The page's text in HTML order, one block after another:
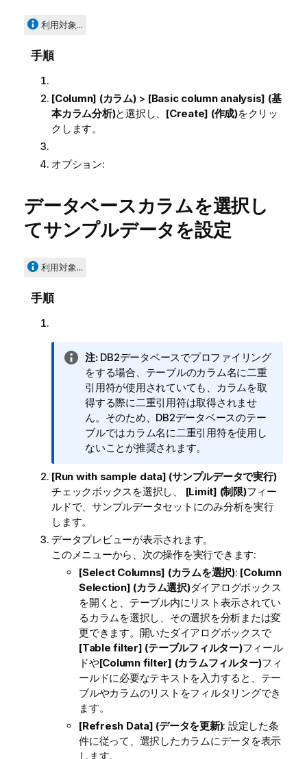
利用対象...
手順
[Column] (カラム)> [Basic column analysis] (基
本カラム分析)と選択し、 [Create] (作成)をクリッ
クします。
オプション:
データベースカラムを選択し
てサンプルデータを設定
利用対象...
手順
情
報
メ
モ
注:DB2データベースでプロファイリング
をする場合、テーブルのカラム名に二重
引用符が使用されていても、カラムを取
得する際に二重引用符は取得されませ
ん。そのため、DB2データベースのテー
ブルではカラム名に二重引用符を使用し
ないことが推奨されます。
[Run with sample data] (サンプルデータで実行)
チェックボックスを選択し、 [Limit] (制限)フィー
ルドで、サンプルデータセットにのみ分析を実行
します。
データプレビューが表示されます。
このメニューから、次の操作を実行できます:
[Select Columns] (カラムを選択): [Column
Selection] (カラム選択)ダイアログボックス
を開くと、テーブル内にリスト表示されてい
るカラムを選択し、その選択を分析または変
更できます。開いたダイアログボックスで
[Table filter] (テーブルフィルター)フィール
ドや[Column filter] (カラムフィルター)フィ
ールドに必要なテキストを入力すると、テー
ブルやカラムのリストをフィルタリングでき
ます。
[Refresh Data] (データを更新): 設定した条
件に従って、選択したカラムにデータを表示
します。